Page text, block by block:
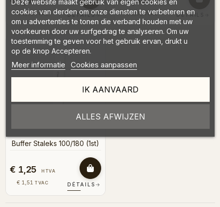
HTVA
€ 9,08 TVAC DÉTAILS→
HTVA
€ 1,82 TVAC DÉTAILS
Buffer Staleks 100/180 (1st)
€ 1,25 HTVA
€ 1,51 TVAC DÉTAILS →
Deze website maakt gebruik van eigen cookies en
cookies van derden om onze diensten te verbeteren en
om u advertenties te tonen die verband houden met uw
voorkeuren door uw surfgedrag te analyseren. Om uw
toestemming te geven voor het gebruik ervan, drukt u
op de knop Accepteren.
Meer informatie Cookies aanpassen
ALLES AFWIJZEN
IK AANVAARD